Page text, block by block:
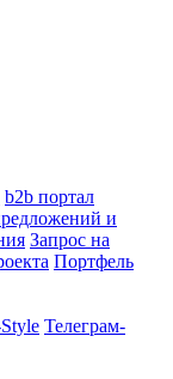
b2b портал
и
Запрос на
Портфель
Телеграм-